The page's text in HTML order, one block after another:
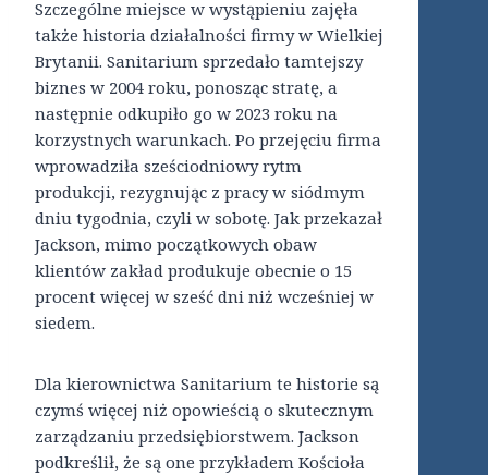
Szczególne miejsce w wystąpieniu zajęła
także historia działalności firmy w Wielkiej
Brytanii. Sanitarium sprzedało tamtejszy
biznes w 2004 roku, ponosząc stratę, a
następnie odkupiło go w 2023 roku na
korzystnych warunkach. Po przejęciu firma
wprowadziła sześciodniowy rytm
produkcji, rezygnując z pracy w siódmym
dniu tygodnia, czyli w sobotę. Jak przekazał
Jackson, mimo początkowych obaw
klientów zakład produkuje obecnie o 15
procent więcej w sześć dni niż wcześniej w
siedem.
Dla kierownictwa Sanitarium te historie są
czymś więcej niż opowieścią o skutecznym
zarządzaniu przedsiębiorstwem. Jackson
podkreślił, że są one przykładem Kościoła